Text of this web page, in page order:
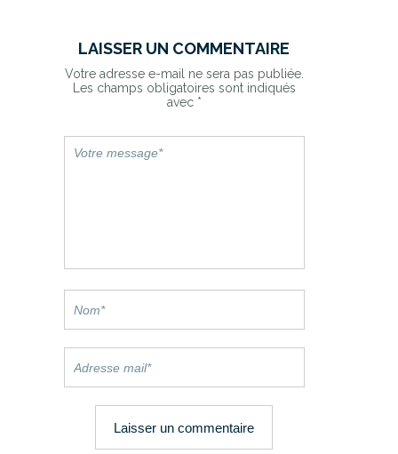
LAISSER UN COMMENTAIRE
Votre adresse e-mail ne sera pas publiée.
Les champs obligatoires sont indiqués
avec *